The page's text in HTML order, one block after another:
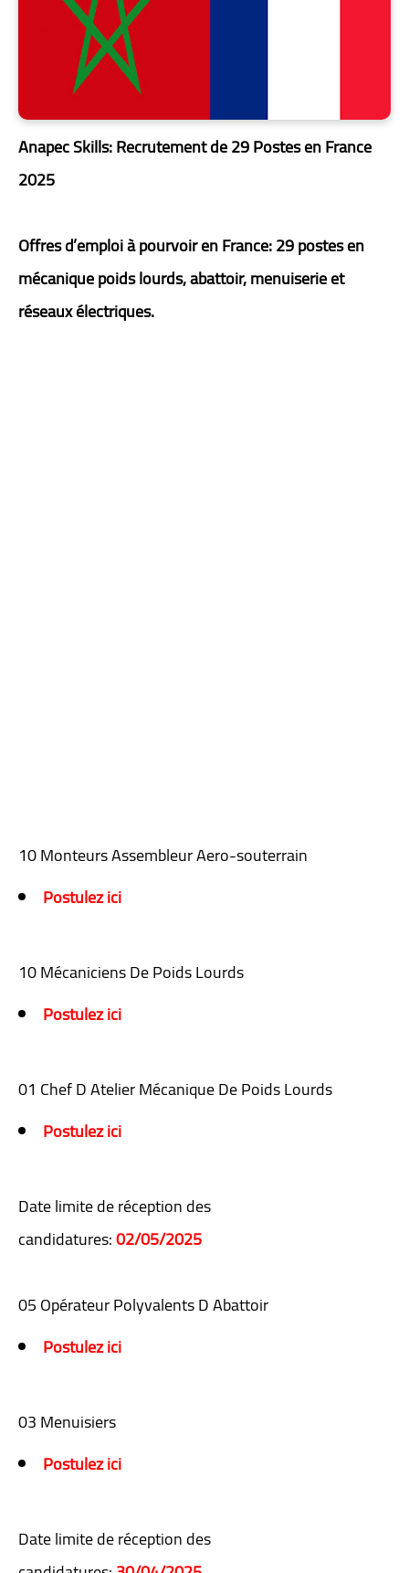
Anapec Skills: Recrutement de 29 Postes en France
2025
Offres d’emploi à pourvoir en France: 29 postes en
mécanique poids lourds, abattoir, menuiserie et
réseaux électriques.
10 Monteurs Assembleur Aero-souterrain
Postulez ici
10 Mécaniciens De Poids Lourds
Postulez ici
01 Chef D Atelier Mécanique De Poids Lourds
Postulez ici
Date limite de réception des
candidatures:02/05/2025
05 Opérateur Polyvalents D Abattoir
Postulez ici
03 Menuisiers
Postulez ici
Date limite de réception des